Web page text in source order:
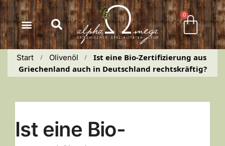
springen
0
Start / Olivenöl /
Ist eine Bio-Zertifizierung aus
Griechenland auch in Deutschland rechtskräftig?
Ist eine Bio-